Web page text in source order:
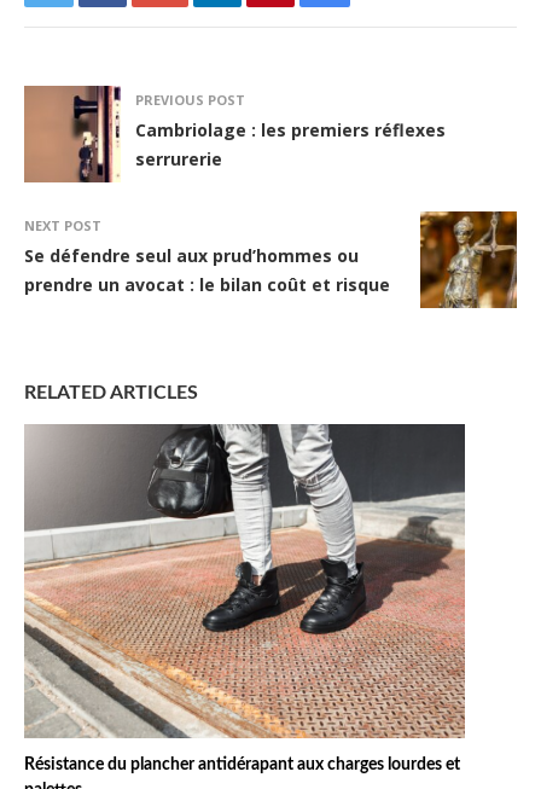
PREVIOUS POST
Cambriolage : les premiers réflexes
serrurerie
NEXT POST
Se défendre seul aux prud’hommes ou
prendre un avocat : le bilan coût et risque
RELATED ARTICLES
Résistance du plancher antidérapant aux charges lourdes et